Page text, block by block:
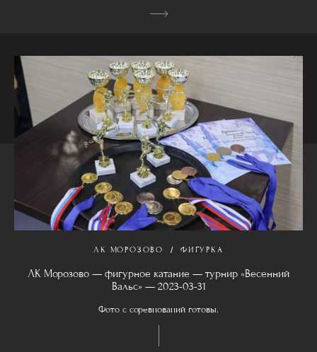
ЛК МОРОЗОВО ФИГУРКА
ЛК Морозово — фигурное катание — турнир «Весенний
Вальс» — 2023-03-31
Фото с соревнований готовы.